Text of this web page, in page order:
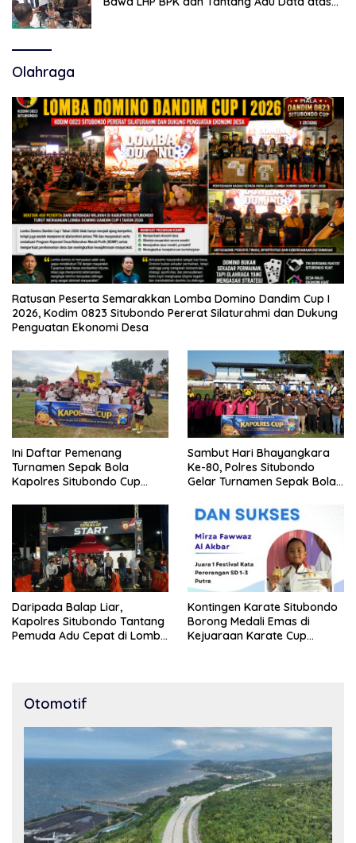
Olahraga
Ratusan Peserta Semarakkan Lomba Domino Dandim Cup I
2026, Kodim 0823 Situbondo Pererat Silaturahmi dan Dukung
Penguatan Ekonomi Desa
Ini Daftar Pemenang
Turnamen Sepak Bola
Kapolres Situbondo Cup
10 Tahun
Sambut Hari Bhayangkara
Ke-80, Polres Situbondo
Gelar Turnamen Sepak Bola
Daripada Balap Liar,
Kapolres Situbondo Tantang
Pemuda Adu Cepat di Lomba
Kontingen Karate Situbondo
Borong Medali Emas di
Kejuaraan Karate Cup
Otomotif